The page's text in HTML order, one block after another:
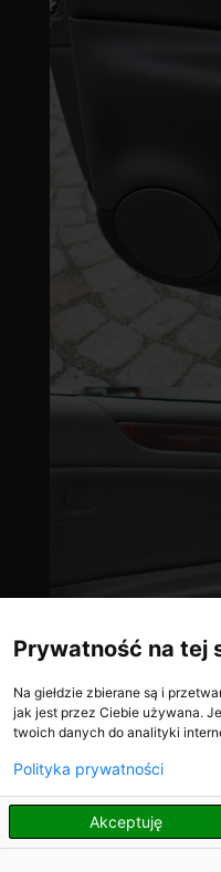
Prywatność na tej
Na giełdzie zbierane są i
jak jest przez Ciebie używana.
twoich danych do analityki
Polityka prywatności
Akceptuję